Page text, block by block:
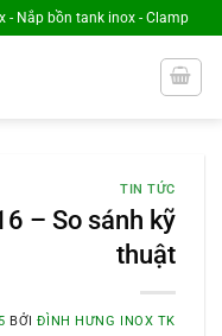
- Nắp bồn tank inox - Clamp
TIN TỨC
– So sánh kỹ
thuật
BỞIĐÌNH HƯNG INOX TK